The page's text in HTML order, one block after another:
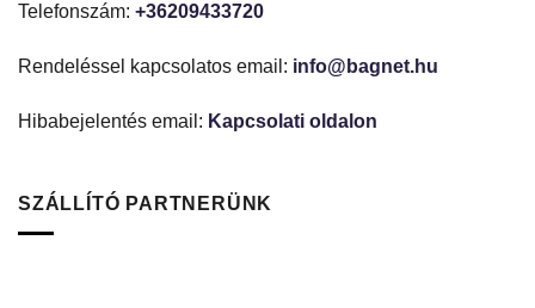
Telefonszám: +36209433720
Rendeléssel kapcsolatos email: info@bagnet.hu
Hibabejelentés email: Kapcsolati oldalon
SZÁLLÍTÓ PARTNERÜNK